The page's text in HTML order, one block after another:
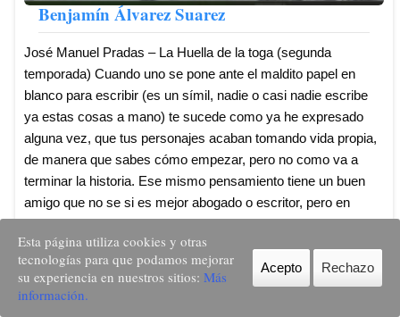
Benjamín Álvarez Suarez
José Manuel Pradas – La Huella de la toga (segunda
temporada) Cuando uno se pone ante el maldito papel en
blanco para escribir (es un símil, nadie o casi nadie escribe
ya estas cosas a mano) te sucede como ya he expresado
alguna vez, que tus personajes acaban tomando vida propia,
de manera que sabes cómo empezar, pero no como va a
terminar la historia. Ese mismo pensamiento tiene un buen
amigo que no se si es mejor abogado o escritor, pero en
ambos casos excelente y que le cupo el honor de ser Decano
de Barcelona. Y a veces, como diría un ...
FacebookTwitterLinkedInEmail WhatsAppTelegram
Esta página utiliza cookies y otras
tecnologías para que podamos mejorar
su experiencia en nuestros sitios: Más
información.
Acepto Rechazo